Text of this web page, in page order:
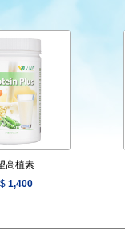
高植素
1,400